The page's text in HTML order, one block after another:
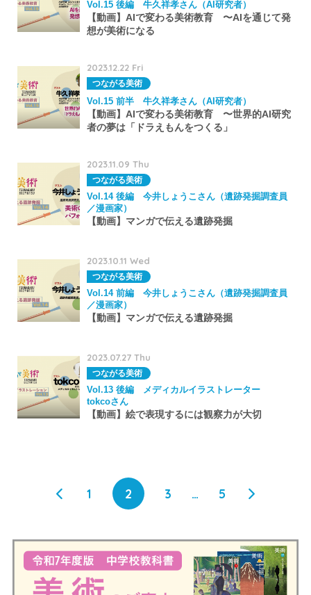
Vol.15 後編 牛久祥孝さん（AI研究者）
【動画】AIで変わる美術教育 〜AIを通じて発
想が美術になる
2023.12.22 Fri
つながる美術
Vol.15 前半 牛久祥孝さん（AI研究者）
【動画】AIで変わる美術教育 〜世界的AI研究
者の夢は「ドラえもんをつくる」
2023.11.09 Thu
つながる美術
Vol.14 後編 今井しょうこさん（遺跡発掘調査員
／漫画家）
【動画】マンガで伝える遺跡発掘
2023.10.11 Wed
つながる美術
Vol.14 前編 今井しょうこさん（遺跡発掘調査員
／漫画家）
【動画】マンガで伝える遺跡発掘
2023.07.27 Thu
つながる美術
Vol.13 後編 メディカルイラストレーター
tokcoさん
【動画】絵で表現するには観察力が大切
1 2 3 … 5